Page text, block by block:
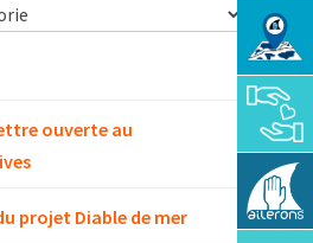
ouverte au
projet Diable de mer